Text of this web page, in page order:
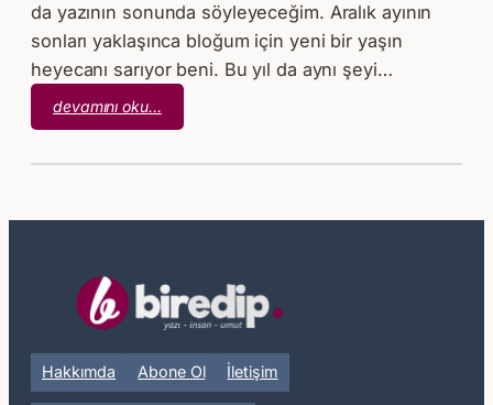
da yazının sonunda söyleyeceğim. Aralık ayının
sonları yaklaşınca bloğum için yeni bir yaşın
heyecanı sarıyor beni. Bu yıl da aynı şeyi…
devamını oku…
Doğum
Hakkımda Abone Ol İletişim